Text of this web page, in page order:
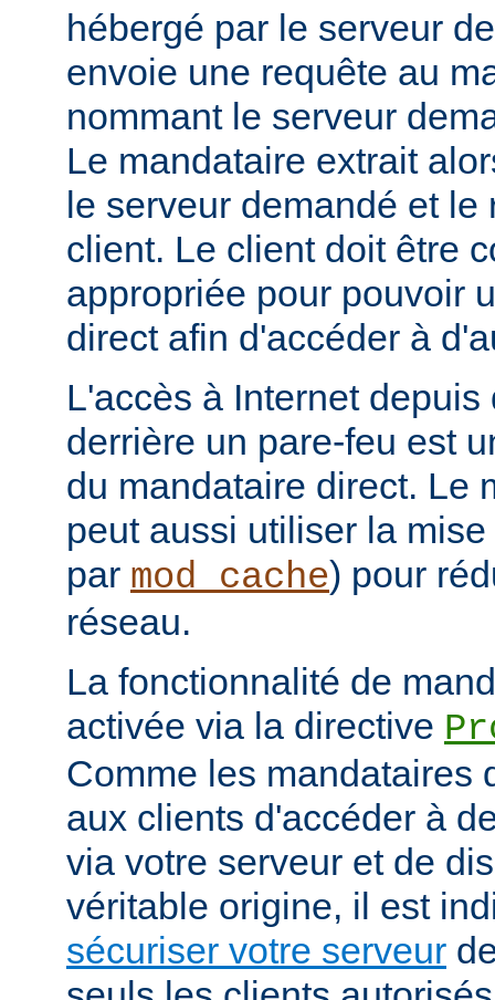
hébergé par le serveur
envoie une requête au
nommant le serveur
Le mandataire extrait
le serveur demandé et
client. Le client doit être
appropriée pour pouvoir
direct afin d'accéder à
L'accès à Internet
derrière un pare-feu est
du mandataire direct. Le
peut aussi utiliser la
par mod_cache) pour
réseau.
La fonctionnalité de
activée via la directive
Comme les mandataires
aux clients d'accéder à
via votre serveur et de
véritable origine, il est
sécuriser votre serveur